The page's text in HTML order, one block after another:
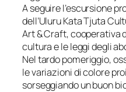
A seguire l’escursione
dell’Uluru Kata Tjuta
Art & Craft, cooperativa
cultura e le leggi degli
Nel tardo pomeriggio,
le variazioni di colore
sorseggiando un buon